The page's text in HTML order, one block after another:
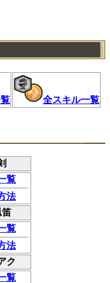
全スキル一覧
覧
法
笛
覧
法
ク
覧